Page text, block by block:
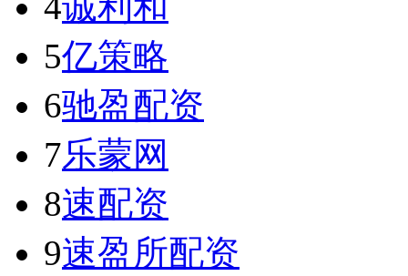
5亿策略
6驰盈配资
7乐蒙网
8速配资
9速盈所配资